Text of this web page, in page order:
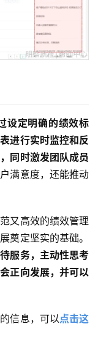
设定明确的绩效标
进行实时监控和反
同时激发团队成员
满意度，还能推动
又高效的绩效管理
奠定坚实的基础。
服务，主动性思考
正向发展，并可以
的信息，可以点击这